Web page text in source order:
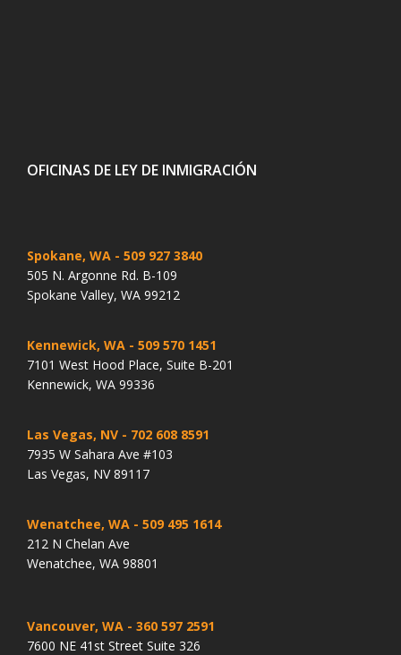
OFICINAS DE LEY DE INMIGRACIÓN
Spokane, WA - 509 927 3840
505 N. Argonne Rd. B-109
Spokane Valley, WA 99212
Kennewick, WA - 509 570 1451
7101 West Hood Place, Suite B-201
Kennewick, WA 99336
Las Vegas, NV - 702 608 8591
7935 W Sahara Ave #103
Las Vegas, NV 89117
Wenatchee, WA - 509 495 1614
212 N Chelan Ave
Wenatchee, WA 98801
Vancouver, WA - 360 597 2591
7600 NE 41st Street Suite 326